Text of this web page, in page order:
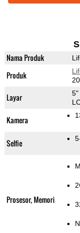
Nama Produk
Produk
Layar
5"
Kamera
Selfie
Prosesor, Memori